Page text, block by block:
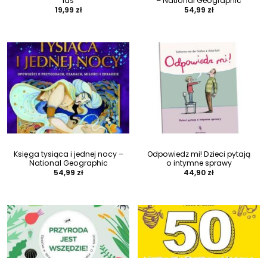
19,99 zł
54,99 zł
Księga tysiąca i jednej nocy –
National Geographic
54,99 zł
Odpowiedz mi! Dzieci pytają
o intymne sprawy
44,90 zł